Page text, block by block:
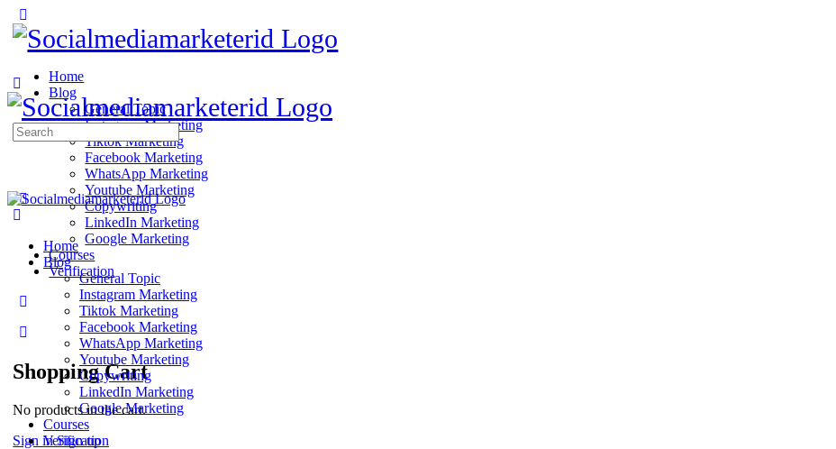
Home
Blog
General Topic
Instagram Marketing
Tiktok Marketing
Facebook Marketing
WhatsApp Marketing
Youtube Marketing
Copywriting
LinkedIn Marketing
Google Marketing
Courses
Verification
Shopping Cart
No products in the cart.
Sign in Sign up
Search
for:
Home
Blog
General Topic
Instagram Marketing
Tiktok Marketing
Facebook Marketing
WhatsApp Marketing
Youtube Marketing
Copywriting
LinkedIn Marketing
Google Marketing
Courses
Verification